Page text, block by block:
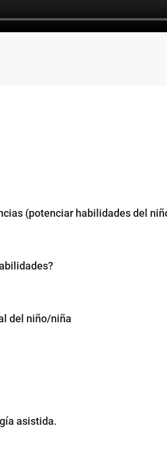
(potenciar habilidades del
del niño/niña
asistida.